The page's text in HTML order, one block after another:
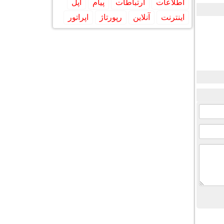
اطلاعات ارتباطات پیام
اپل
اینترنت
آنلاین رپورتاژ اپراتور